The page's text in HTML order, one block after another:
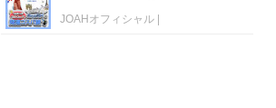
JOAHオフィシャル|